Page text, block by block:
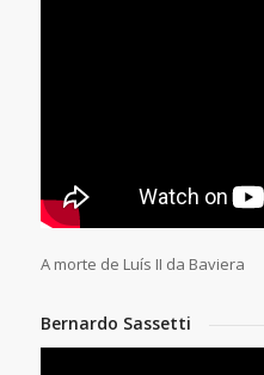
A morte de Luís II da Baviera
Bernardo Sassetti